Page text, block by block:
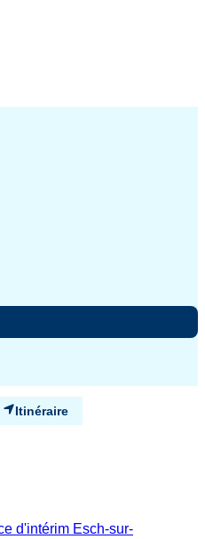
Itinéraire